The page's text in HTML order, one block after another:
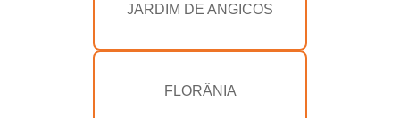
JARDIM DE ANGICOS
FLORÂNIA